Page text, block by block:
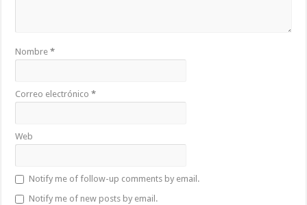
Nombre*
Correo electrónico*
Web
Notify me of follow-up comments by email.
Notify me of new posts by email.